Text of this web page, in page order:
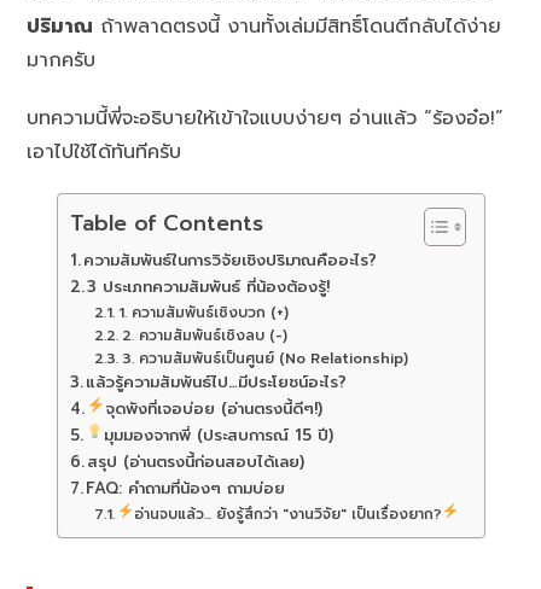
ปริมาณ ถ้าพลาดตรงนี้ งานทั้งเล่มมีสิทธิ์โดนตีกลับได้ง่าย
มากครับ
บทความนี้พี่จะอธิบายให้เข้าใจแบบง่ายๆ อ่านแล้ว “ร้องอ๋อ!”
เอาไปใช้ได้ทันทีครับ
Table of Contents
ความสัมพันธ์ในการวิจัยเชิงปริมาณคืออะไร?
3 ประเภทความสัมพันธ์ ที่น้องต้องรู้!
1. ความสัมพันธ์เชิงบวก (+)
2. ความสัมพันธ์เชิงลบ (-)
3. ความสัมพันธ์เป็นศูนย์ (No Relationship)
แล้วรู้ความสัมพันธ์ไป…มีประโยชน์อะไร?
จุดพังที่เจอบ่อย (อ่านตรงนี้ดีๆ!)
มุมมองจากพี่ (ประสบการณ์ 15 ปี)
สรุป (อ่านตรงนี้ก่อนสอบได้เลย)
FAQ: คำถามที่น้องๆ ถามบ่อย
อ่านจบแล้ว... ยังรู้สึกว่า "งานวิจัย" เป็นเรื่องยาก?